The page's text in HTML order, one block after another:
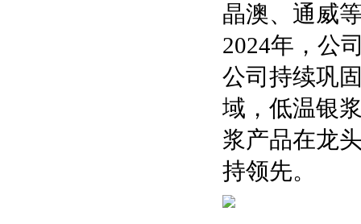
晶澳、通威
2024年，公
公司持续巩
域，低温银
浆产品在龙
持领先。